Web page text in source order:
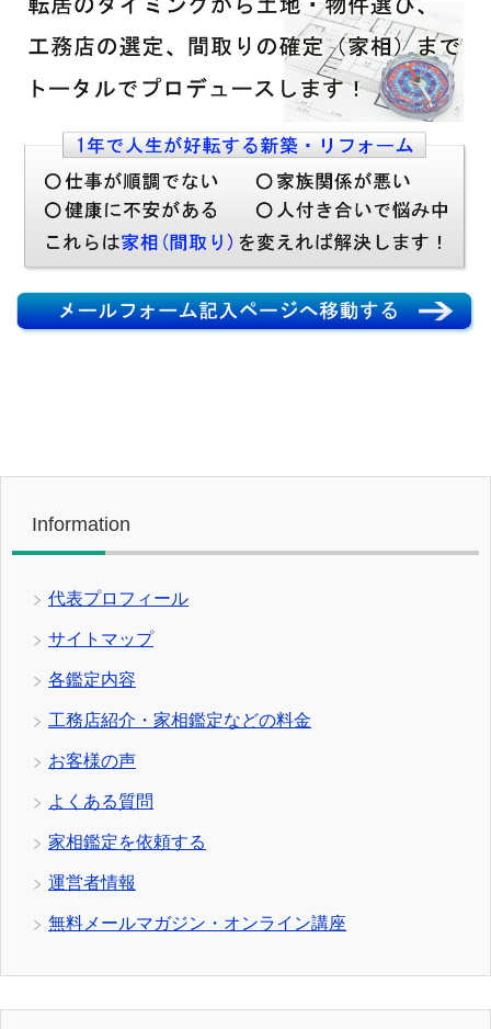
Information
代表プロフィール
サイトマップ
各鑑定内容
工務店紹介・家相鑑定などの料金
お客様の声
よくある質問
家相鑑定を依頼する
運営者情報
無料メールマガジン・オンライン講座